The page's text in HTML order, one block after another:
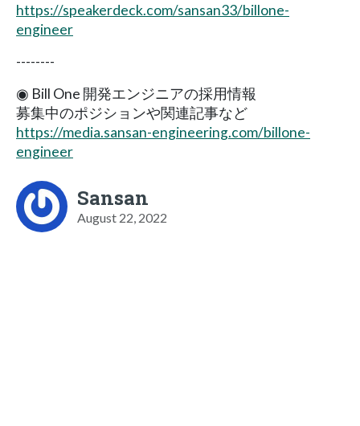
https://speakerdeck.com/sansan33/billone-
engineer
--------
◉ Bill One 開発エンジニアの採用情報
募集中のポジションや関連記事など
https://media.sansan-engineering.com/billone-
engineer
Sansan
August 22, 2022